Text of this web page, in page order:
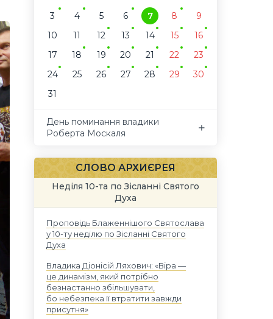
3
4 5 6 7 8
9
10
11 12 13 14 15
16
17
18 19 20 21 22
23
24
25 26 27 28 29
30
31
День поминання владики
Роберта Москаля
СЛОВО АРХИЄРЕЯ
Неділя 10-та по Зісланні Святого
Духа
Проповідь Блаженнішого Святослава
у 10-ту неділю по Зісланні Святого
Духа
Владика Діонісій Ляхович: «Віра —
це динамізм, який потрібно
безнастанно збільшувати,
бо небезпека її втратити завжди
присутня»